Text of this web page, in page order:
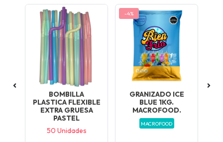
BOMBILLA
PLASTICA FLEXIBLE
EXTRA GRUESA
PASTEL
50 Unidades
-4%
GRANIZADO ICE
BLUE 1KG.
MACROFOOD.
MACROFOOD